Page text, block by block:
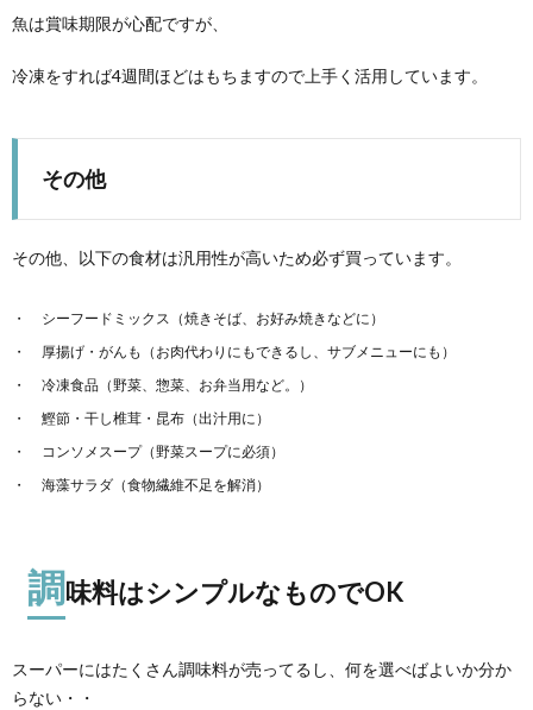
魚は賞味期限が心配ですが、
冷凍をすれば4週間ほどはもちますので上手く活用しています。
その他
その他、以下の食材は汎用性が高いため必ず買っています。
シーフードミックス（焼きそば、お好み焼きなどに）
厚揚げ・がんも（お肉代わりにもできるし、サブメニューにも）
冷凍食品（野菜、惣菜、お弁当用など。）
鰹節・干し椎茸・昆布（出汁用に）
コンソメスープ（野菜スープに必須）
海藻サラダ（食物繊維不足を解消）
調味料はシンプルなものでOK
スーパーにはたくさん調味料が売ってるし、何を選べばよいか分か
らない・・